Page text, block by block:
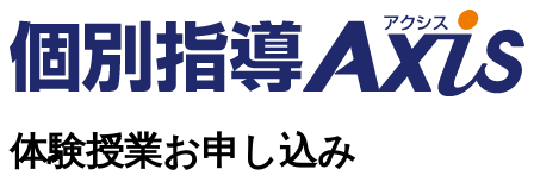
体験授業お申し込み